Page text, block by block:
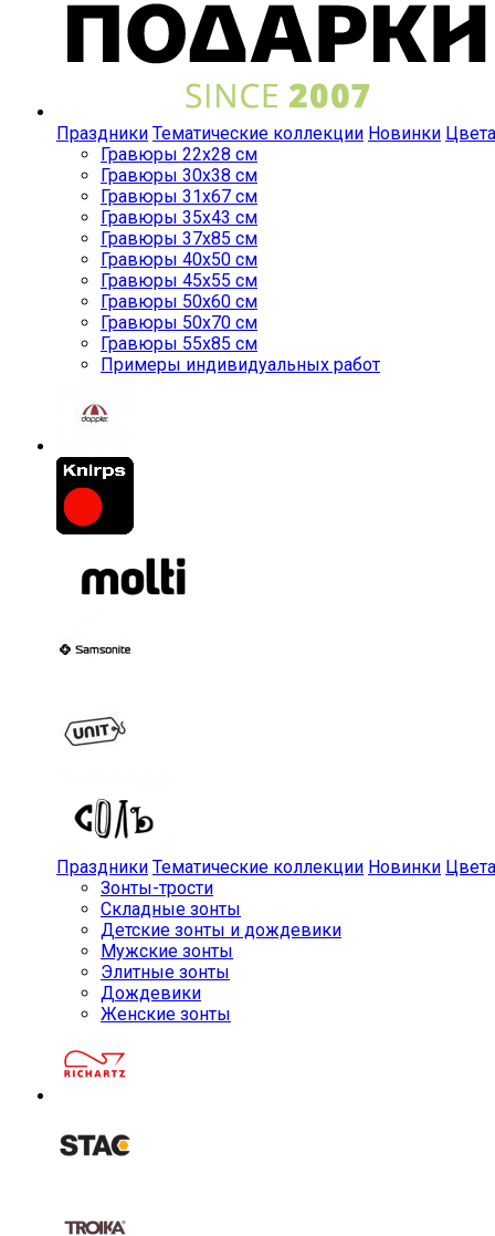
Праздники Тематические коллекции Новинки Цвета
Гравюры 22x28 см
Гравюры 30x38 см
Гравюры 31x67 см
Гравюры 35x43 см
Гравюры 37x85 см
Гравюры 40x50 см
Гравюры 45x55 см
Гравюры 50x60 см
Гравюры 50x70 см
Гравюры 55x85 см
Примеры индивидуальных работ
Праздники Тематические коллекции Новинки Цвета
Зонты-трости
Складные зонты
Детские зонты и дождевики
Мужские зонты
Элитные зонты
Дождевики
Женские зонты